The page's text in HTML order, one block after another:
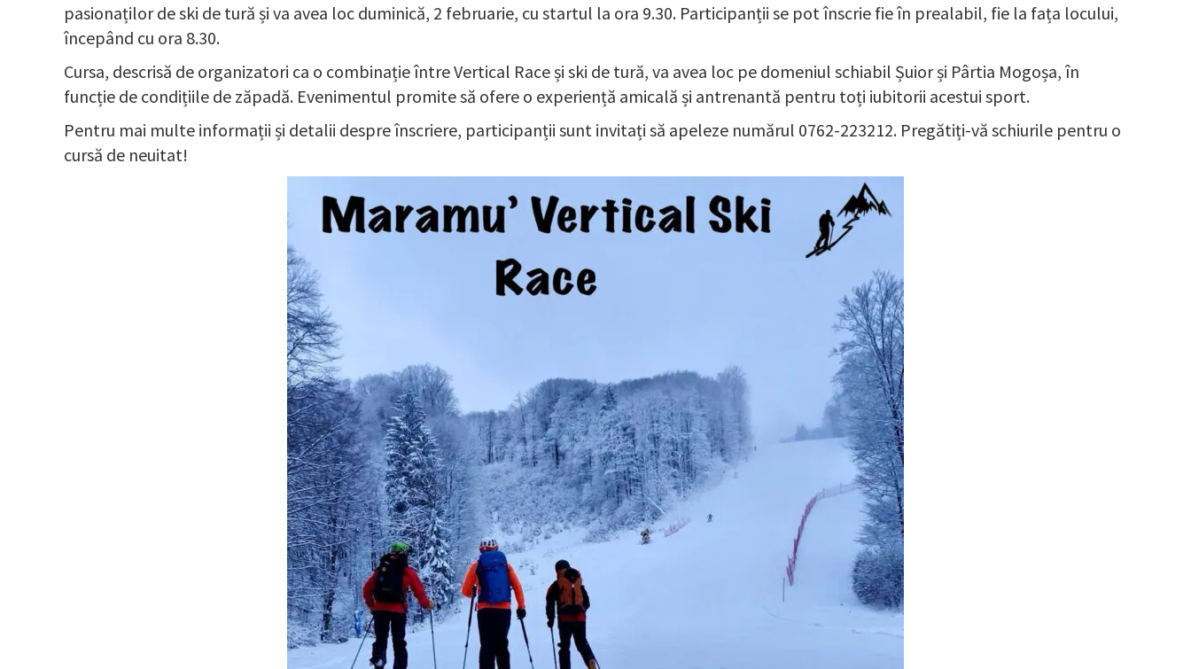
pasionaților de ski de tură și va avea loc duminică, 2 februarie, cu startul la ora 9.30. Participanții se pot înscrie fie în prealabil, fie la fața locului,
începând cu ora 8.30.
Cursa, descrisă de organizatori ca o combinație între Vertical Race și ski de tură, va avea loc pe domeniul schiabil Șuior și Pârtia Mogoșa, în
funcție de condițiile de zăpadă. Evenimentul promite să ofere o experiență amicală și antrenantă pentru toți iubitorii acestui sport.
Pentru mai multe informații și detalii despre înscriere, participanții sunt invitați să apeleze numărul 0762-223212. Pregătiți-vă schiurile pentru o
cursă de neuitat!